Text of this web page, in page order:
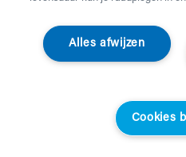
feestdagen.Alles afwijzen
Cookies